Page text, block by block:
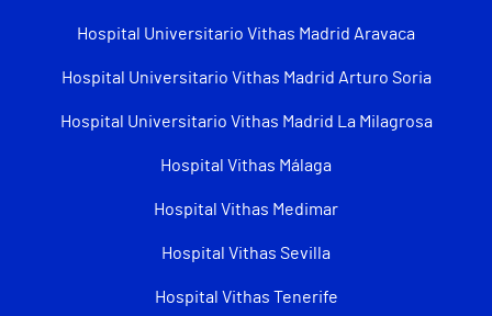
Hospital Universitario Vithas Madrid Aravaca
Hospital Universitario Vithas Madrid Arturo Soria
Hospital Universitario Vithas Madrid La Milagrosa
Hospital Vithas Málaga
Hospital Vithas Medimar
Hospital Vithas Sevilla
Hospital Vithas Tenerife